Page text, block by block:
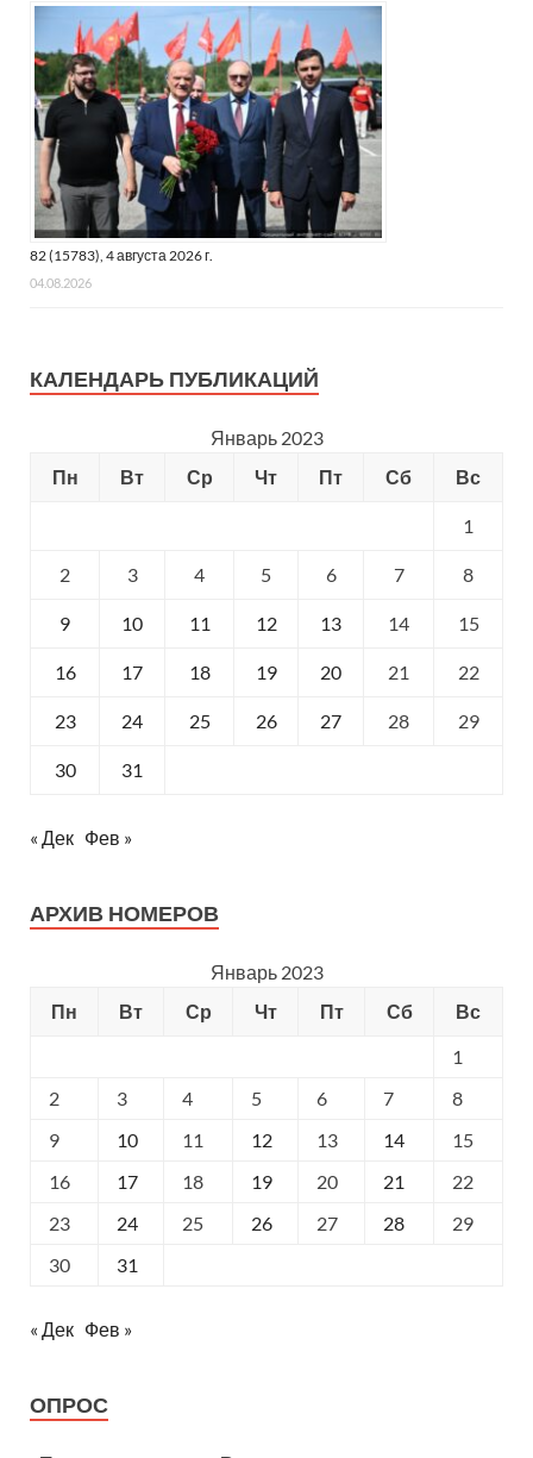
82 (15783), 4 августа 2026 г.
04.08.2026
КАЛЕНДАРЬ ПУБЛИКАЦИЙ
Январь 2023
Пн
Вт Ср Чт Пт Сб Вс
1
2 3 4 5 6 7 8
9 10 11 12 13 14 15
16 17 18 19 20 21 22
23 24 25 26 27 28 29
30 31
« Дек Фев »
АРХИВ НОМЕРОВ
Январь 2023
Пн
Вт Ср Чт Пт Сб
Вс
1
2
3 4 5 6 7
8
9
10 11 12 13 14
15
16
17 18 19 20 21
22
23
24 25 26 27 28
29
30
31
« Дек Фев »
ОПРОС